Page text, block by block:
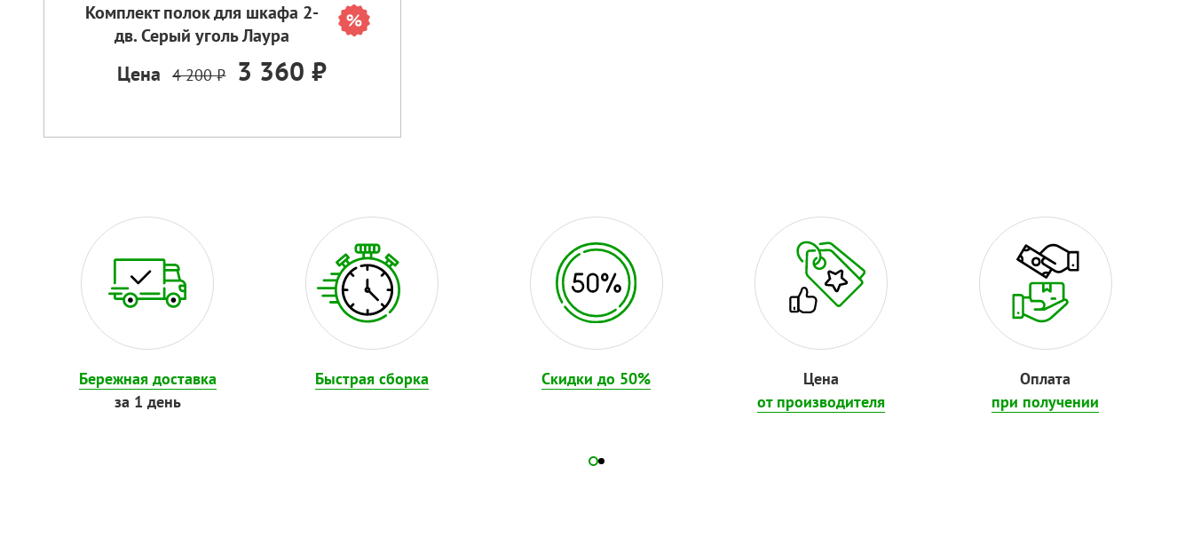
Комплект полок для шкафа 2-
дв. Серый уголь Лаура
Цена 4 200 ₽ 3 360 ₽
Бережная доставка
за 1 день
Быстрая сборка Скидки до 50%
Цена
от производителя
Оплата
при получении